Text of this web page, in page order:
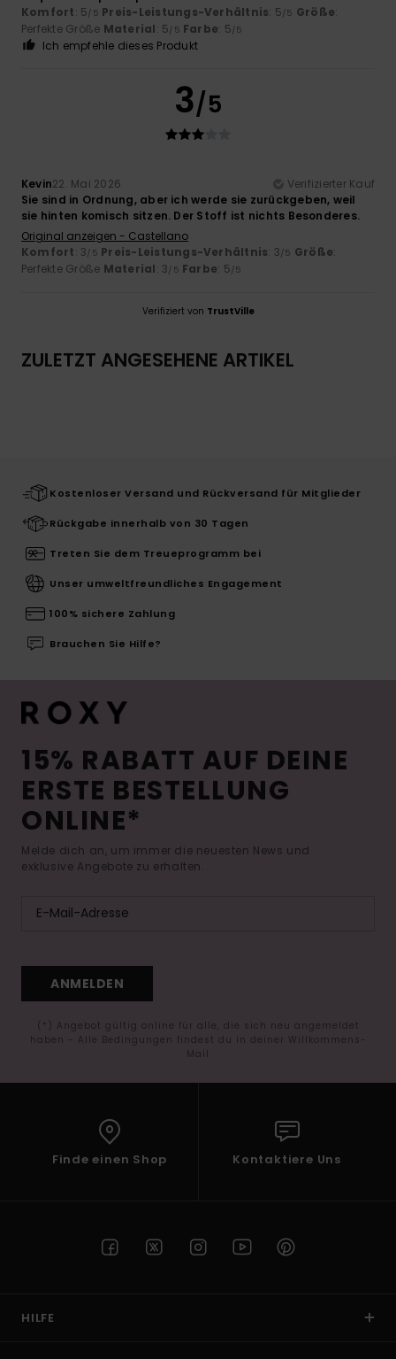
Komfort: 5/5 Preis-Leistungs-Verhältnis: 5/5 Größe:
Perfekte Größe Material: 5/5 Farbe: 5/5
Ich empfehle dieses Produkt
3/5
Kevin22. Mai 2026
Verifizierter Kauf
Sie sind in Ordnung, aber ich werde sie zurückgeben, weil
sie hinten komisch sitzen. Der Stoff ist nichts Besonderes.
Original anzeigen - Castellano
Komfort: 3/5 Preis-Leistungs-Verhältnis: 3/5 Größe:
Perfekte Größe Material: 3/5 Farbe: 5/5
Verifiziert von TrustVille
ZULETZT ANGESEHENE ARTIKEL
Kostenloser Versand und Rückversand für Mitglieder
Rückgabe innerhalb von 30 Tagen
Treten Sie dem Treueprogramm bei
Unser umweltfreundliches Engagement
100% sichere Zahlung
Brauchen Sie Hilfe?
15% RABATT AUF DEINE
ERSTE BESTELLUNG
ONLINE*
Melde dich an, um immer die neuesten News und
exklusive Angebote zu erhalten.
ANMELDEN
(*) Angebot gültig online für alle, die sich neu angemeldet
haben - Alle Bedingungen findest du in deiner Willkommens-
Mail
Finde einen Shop Kontaktiere Uns
HILFE